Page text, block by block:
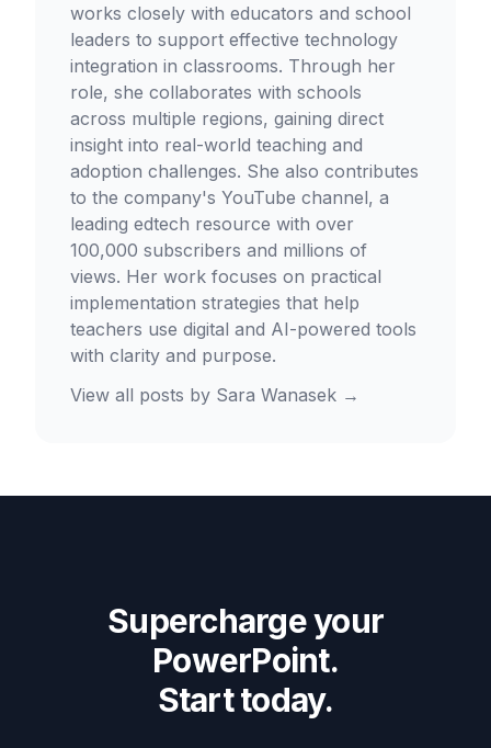
works closely with educators and school
leaders to support effective technology
integration in classrooms. Through her
role, she collaborates with schools
across multiple regions, gaining direct
insight into real-world teaching and
adoption challenges. She also contributes
to the company's YouTube channel, a
leading edtech resource with over
100,000 subscribers and millions of
views. Her work focuses on practical
implementation strategies that help
teachers use digital and AI-powered tools
with clarity and purpose.
View all posts by Sara Wanasek →
Supercharge your
PowerPoint.
Start today.